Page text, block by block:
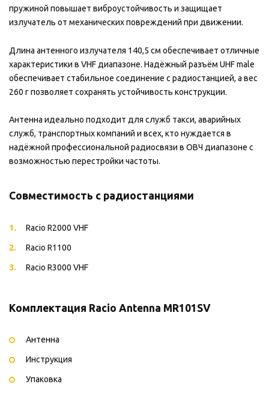
пружиной повышает виброустойчивость и защищает
излучатель от механических повреждений при движении.
Длина антенного излучателя 140,5 см обеспечивает отличные
характеристики в VHF диапазоне. Надёжный разъём UHF male
обеспечивает стабильное соединение с радиостанцией, а вес
260 г позволяет сохранять устойчивость конструкции.
Антенна идеально подходит для служб такси, аварийных
служб, транспортных компаний и всех, кто нуждается в
надёжной профессиональной радиосвязи в ОВЧ диапазоне с
возможностью перестройки частоты.
Совместимость с радиостанциями
Racio R2000 VHF
Racio R1100
Racio R3000 VHF
Комплектация Racio Antenna MR101SV
Антенна
Инструкция
Упаковка